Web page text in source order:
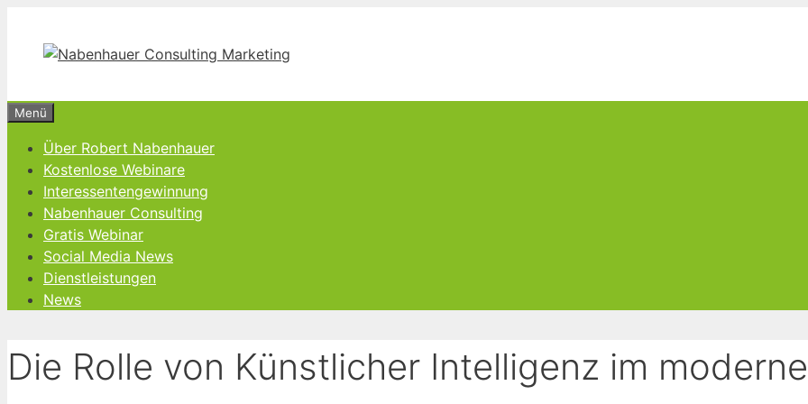
springen
Menü
Über Robert Nabenhauer
Kostenlose Webinare
Interessentengewinnung
Nabenhauer Consulting
Gratis Webinar
Social Media News
Dienstleistungen
News
Die Rolle von Künstlicher Intelligenz im